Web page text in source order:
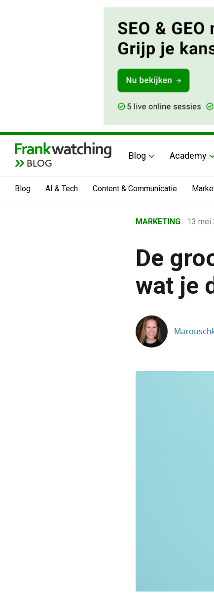
BLOG
Blog Academy
Blog AI & Tech Content & Communicatie
›
›
MARKETING 13 mei
De
wat je